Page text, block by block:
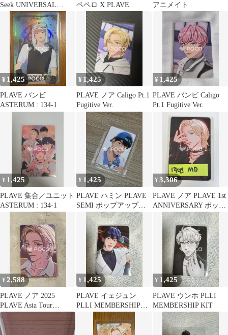
Seek UNIVERSAL
MUSIC STORE
ペペロ X PLAVE
アニメイト
¥ 1,425
PLAVE バンビ
ASTERUM : 134-1
¥ 1,425
PLAVE ノア Caligo Pt.1
Fugitive Ver.
¥ 1,425
PLAVE バンビ Caligo
Pt.1 Fugitive Ver.
¥ 1,425
PLAVE 集合／ユニット
ASTERUM : 134-1
¥ 1,425
PLAVE ハミン PLAVE
SEMI ポップアップ
PLAVE 꼬깔콘 クンオ
クス맛
¥3,306
PLAVE ノア PLAVE 1st
ANNIVERSARY ポップ
アップストア WAY 4
LUV RE-OPEN 購入特
¥ 2,588
PLAVE ノア 2025
PLAVE Asia Tour
[DASH: Quantum Leap]
Encore 購入特典
¥ 1,425
PLAVE イェジュン
PLLI MEMBERSHIP
¥ 1,425
PLAVE ウンホ PLLI
MEMBERSHIP KIT